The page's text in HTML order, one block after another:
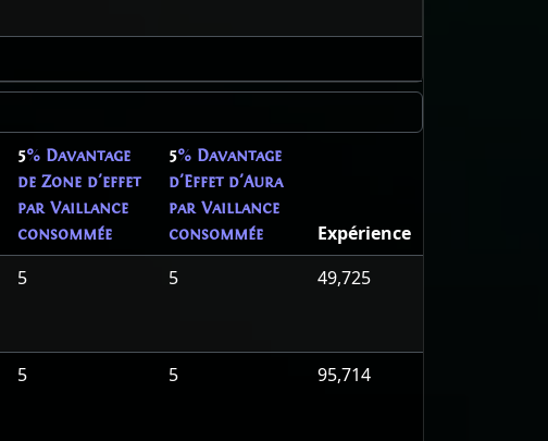
5% Davantage
de Zone d'effet
par Vaillance
consommée
5% Davantage
d'Effet d'Aura
par Vaillance
consommée
Expérience
5 5 49,725
5 5 95,714